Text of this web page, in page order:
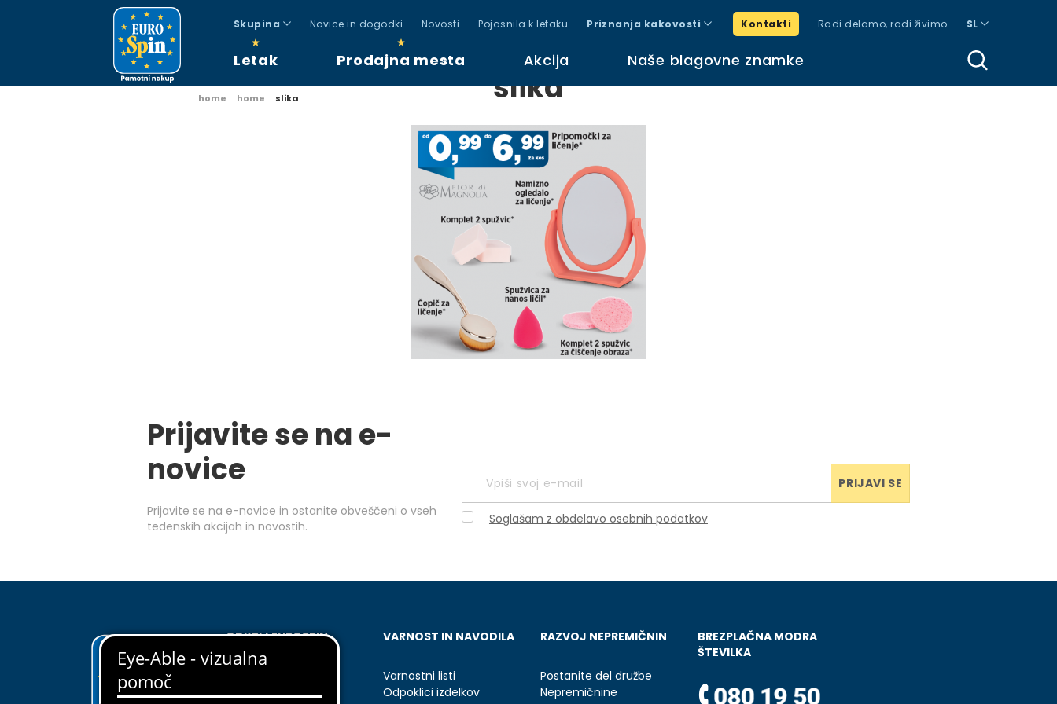
Skupina Novice in dogodki Novosti Pojasnila k letaku Priznanja kakovosti Kontakti Radi delamo, radi živimo SL
Letak Prodajna mesta Akcija Naše blagovne znamke
home home slika slika
Prijavite se na e-
novice
Prijavite se na e-novice in ostanite obveščeni o vseh
tedenskih akcijah in novostih.
PRIJAVI SE
Soglašam z obdelavo osebnih podatkov
ODKRIJ EUROSPIN
Upravljanje
VARNOST IN NAVODILA
Varnostni listi
Odpoklici izdelkov
RAZVOJ NEPREMIČNIN
Postanite del družbe
Nepremičnine
BREZPLAČNA MODRA
ŠTEVILKA